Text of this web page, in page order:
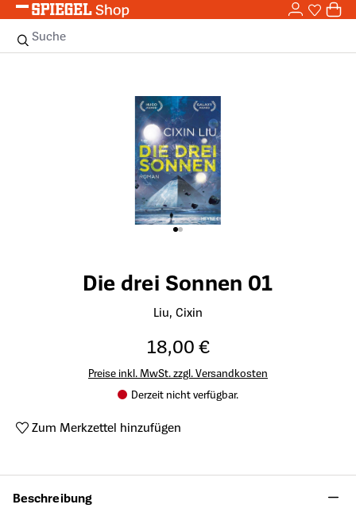
Zum Hauptinhalt springen 0
Suche
Die drei Sonnen 01
Liu, Cixin
18,00 €
Preise inkl. MwSt. zzgl. Versandkosten
Derzeit nicht verfügbar.
Zum Merkzettel hinzufügen
Beschreibung